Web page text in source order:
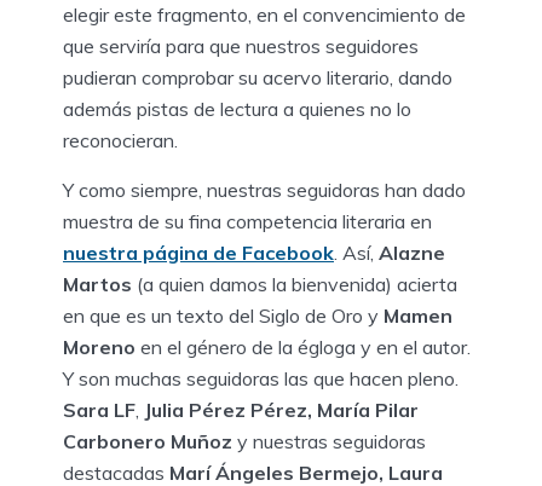
elegir este fragmento, en el convencimiento de
que serviría para que nuestros seguidores
pudieran comprobar su acervo literario, dando
además pistas de lectura a quienes no lo
reconocieran.
Y como siempre, nuestras seguidoras han dado
muestra de su fina competencia literaria en
nuestra página de Facebook . Así, Alazne
Martos (a quien damos la bienvenida) acierta
en que es un texto del Siglo de Oro y Mamen
Moreno en el género de la égloga y en el autor.
Y son muchas seguidoras las que hacen pleno.
Sara LF Julia Pérez Pérez, María Pilar
Carbonero Muñoz y nuestras seguidoras
destacadas Marí Ángeles Bermejo, Laura